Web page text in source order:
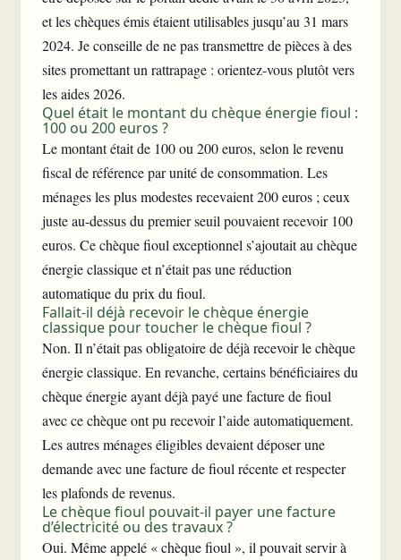
et les chèques émis étaient utilisables jusqu’au 31 mars
2024. Je conseille de ne pas transmettre de pièces à des
sites promettant un rattrapage : orientez-vous plutôt vers
les aides 2026.
Quel était le montant du chèque énergie fioul :
100 ou 200 euros ?
Le montant était de 100 ou 200 euros, selon le revenu
fiscal de référence par unité de consommation. Les
ménages les plus modestes recevaient 200 euros ; ceux
juste au-dessus du premier seuil pouvaient recevoir 100
euros. Ce chèque fioul exceptionnel s’ajoutait au chèque
énergie classique et n’était pas une réduction
automatique du prix du fioul.
Fallait-il déjà recevoir le chèque énergie
classique pour toucher le chèque fioul ?
Non. Il n’était pas obligatoire de déjà recevoir le chèque
énergie classique. En revanche, certains bénéficiaires du
chèque énergie ayant déjà payé une facture de fioul
avec ce chèque ont pu recevoir l’aide automatiquement.
Les autres ménages éligibles devaient déposer une
demande avec une facture de fioul récente et respecter
les plafonds de revenus.
Le chèque fioul pouvait-il payer une facture
d’électricité ou des travaux ?
Oui. Même appelé « chèque fioul », il pouvait servir à